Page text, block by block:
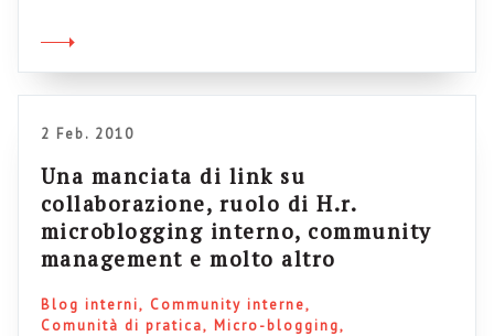
“esterni” non siano più adatti a garantire
21° secolo. Tutto quello che sappiamo sulla
2 Feb. 2010
Una manciata di link su
collaborazione, ruolo di H.r.
microblogging interno, community
management e molto altro
Blog interni
Community interne
Comunità di pratica
Micro-blogging